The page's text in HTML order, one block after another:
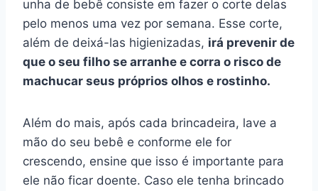
unha de bebê consiste em fazer o corte delas
pelo menos uma vez por semana. Esse corte,
além de deixá-las higienizadas, irá prevenir de
que o seu filho se arranhe e corra o risco de
machucar seus próprios olhos e rostinho.
Além do mais, após cada brincadeira, lave a
mão do seu bebê e conforme ele for
crescendo, ensine que isso é importante para
ele não ficar doente. Caso ele tenha brincado